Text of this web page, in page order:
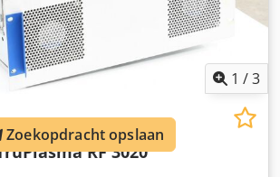
1 /3
GmbH + Co.
RF 3020
Zoekopdracht opslaan